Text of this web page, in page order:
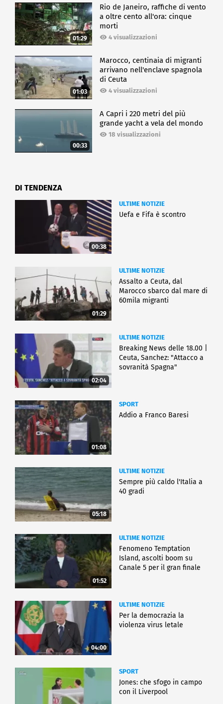
01:29
Rio de Janeiro, raffiche di vento
a oltre cento all'ora: cinque
morti
4 visualizzazioni
01:03
Marocco, centinaia di migranti
arrivano nell'enclave spagnola
di Ceuta
4 visualizzazioni
00:33
A Capri i 220 metri del più
grande yacht a vela del mondo
18 visualizzazioni
DI TENDENZA
00:38
ULTIME NOTIZIE
Uefa e Fifa è scontro
01:29
ULTIME NOTIZIE
Assalto a Ceuta, dal
Marocco sbarco dal mare di
60mila migranti
02:04
ULTIME NOTIZIE
Breaking News delle 18.00 |
Ceuta, Sanchez: "Attacco a
sovranità Spagna"
01:08
SPORT
Addio a Franco Baresi
05:18
ULTIME NOTIZIE
Sempre più caldo l'Italia a
40 gradi
01:52
ULTIME NOTIZIE
Fenomeno Temptation
Island, ascolti boom su
Canale 5 per il gran finale
04:00
ULTIME NOTIZIE
Per la democrazia la
violenza virus letale
SPORT
Jones: che sfogo in campo
con il Liverpool